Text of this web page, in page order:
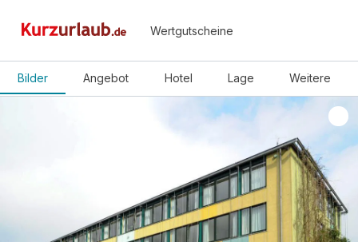
Wertgutscheine
Bilder Angebot Hotel Lage Weitere